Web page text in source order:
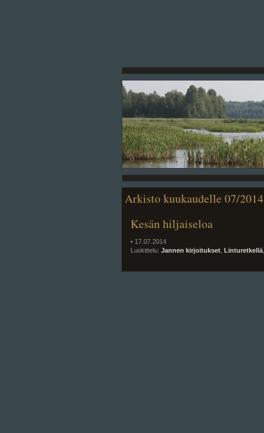
Arkisto kuukaudelle 07/2014
Kesän hiljaiseloa
• 17.07.2014
Luokittelu: Jannen kirjoitukset Linturetkellä